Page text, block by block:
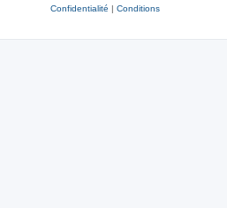
Confidentialité | Conditions